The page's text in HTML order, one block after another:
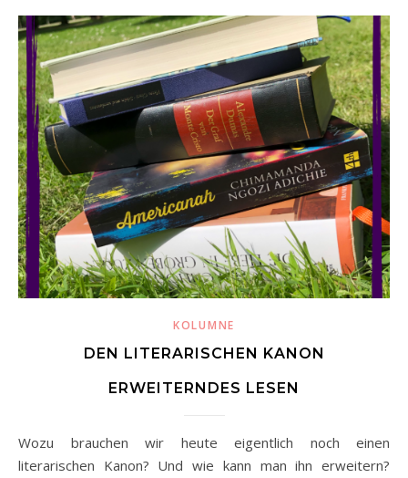
KOLUMNE
DEN LITERARISCHEN KANON
ERWEITERNDES LESEN
Wozu brauchen wir heute eigentlich noch einen
literarischen Kanon? Und wie kann man ihn erweitern?